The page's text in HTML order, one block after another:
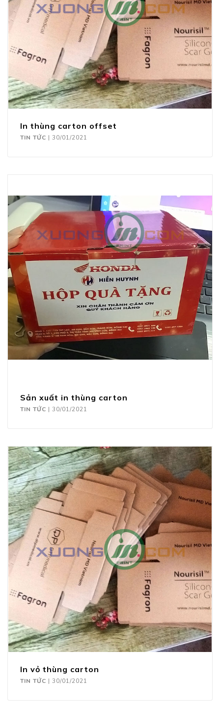
In thùng carton offset
TIN TỨC | 30/01/2021
Sản xuất in thùng carton
TIN TỨC | 30/01/2021
In vỏ thùng carton
TIN TỨC | 30/01/2021